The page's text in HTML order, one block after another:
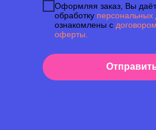
Оформляя заказ, Вы
обработку персональных
ознакомлены с
оферты.